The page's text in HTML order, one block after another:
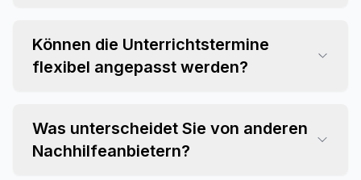
Können die Unterrichtstermine
flexibel angepasst werden?
Was unterscheidet Sie von anderen
Nachhilfeanbietern?